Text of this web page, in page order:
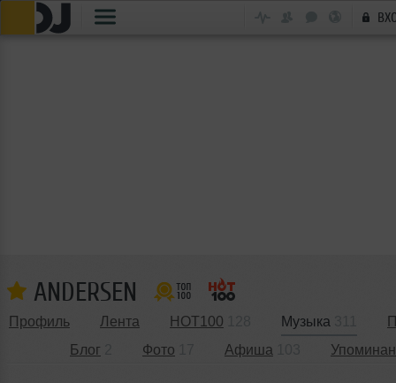
ANDERSEN
Профиль Лента HOT100 Музыка
Блог
Фото Афиша